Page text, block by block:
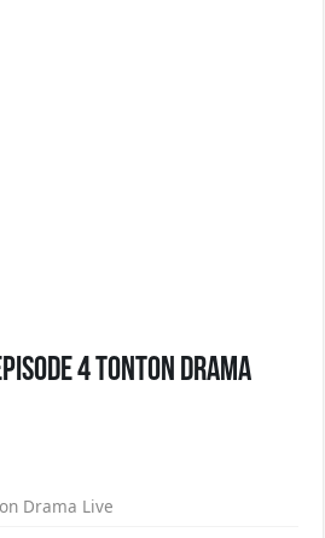
4 Tonton Drama
Drama Live